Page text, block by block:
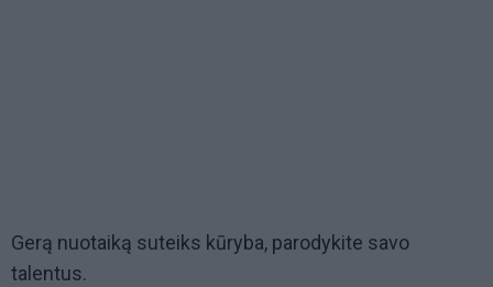
Gerą nuotaiką suteiks kūryba, parodykite savo
talentus.